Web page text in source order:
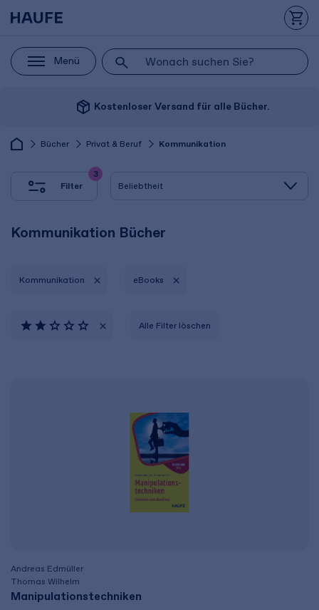
Menü
package_2 Kostenloser Versand für alle Bücher.
Bücher Privat & Beruf Kommunikation
Filter
3
Kommunikation Bücher
Kommunikation eBooks
Alle Filter löschen
Andreas Edmüller
Thomas Wilhelm
Manipulationstechniken